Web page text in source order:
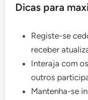
Dicas para
Registe-se
receber
Interaja com
outros
Mantenha-se